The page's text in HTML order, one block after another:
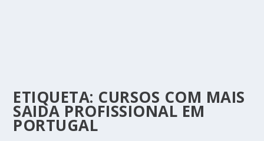
ETIQUETA: CURSOS COM MAIS
SAIDA PROFISSIONAL EM
PORTUGAL